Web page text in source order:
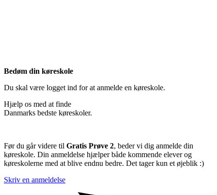
Bedøm din køreskole
Du skal være logget ind for at anmelde en køreskole.
Hjælp os med at finde
Danmarks bedste køreskoler.
Før du går videre til Gratis Prøve 2, beder vi dig anmelde din
køreskole. Din anmeldelse hjælper både kommende elever og
køreskolerne med at blive endnu bedre. Det tager kun et øjeblik :)
Skriv en anmeldelse